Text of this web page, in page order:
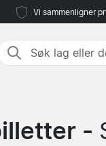
Vi sammenligner
-